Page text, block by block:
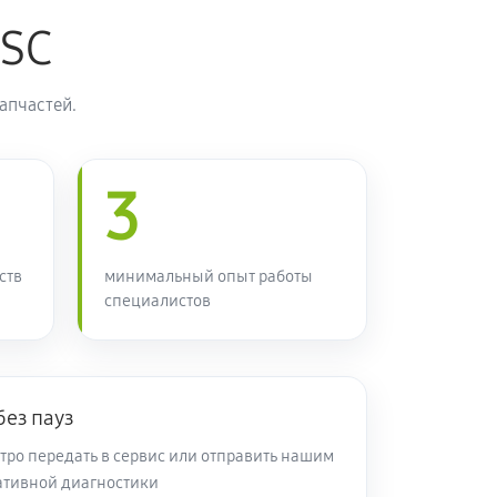
80 минут
70 минут Заказать
50 минут
3
минимальный опыт работы
специалистов
пауз
передать в сервис или отправить нашим
диагностики